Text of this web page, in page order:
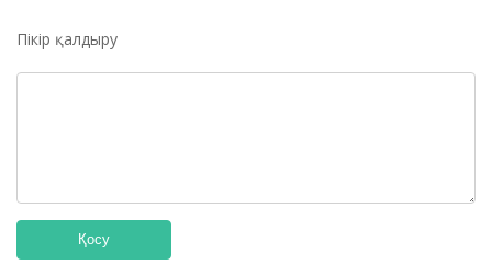
Пікір қалдыру
Қосу